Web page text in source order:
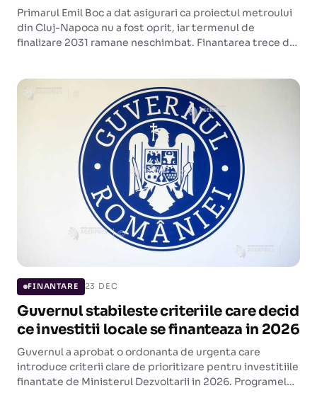
Primarul Emil Boc a dat asigurari ca proiectul metroului
din Cluj-Napoca nu a fost oprit, iar termenul de
finalizare 2031 ramane neschimbat. Finantarea trece de
FINANTARE 23 DEC
Guvernul stabileste criteriile care decid
ce investitii locale se finanteaza in 2026
Guvernul a aprobat o ordonanta de urgenta care
introduce criterii clare de prioritizare pentru investitiile
finantate de Ministerul Dezvoltarii in 2026. Programele